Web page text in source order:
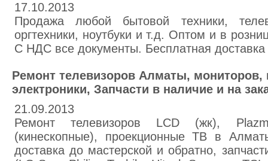
17.10.2013
Продажа любой бытовой техники,
оргтехники, ноутбуки и т.д. Оптом и в
С НДС все документы. Бесплатная
Ремонт телевизоров Алматы, мониторов,
электроники, Запчасти в наличие и на
21.09.2013
Ремонт телевизоров LCD (жк),
(кинескопные), проекционные ТВ в
доставка до мастерской и обратно,